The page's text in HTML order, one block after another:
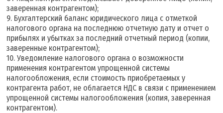
заверенная контрагентом);
9. Бухгалтерский баланс юридического лица с отметкой
налогового органа на последнюю отчетную дату и отчет о
прибылях и убытках за последний отчетный период (копии,
заверенные контрагентом);
10. Уведомление налогового органа о возможности
применения контрагентом упрощенной системы
налогообложения, если стоимость приобретаемых у
контрагента работ, не облагается НДС в связи с применением
упрощенной системы налогообложения (копия, заверенная
контрагентом).